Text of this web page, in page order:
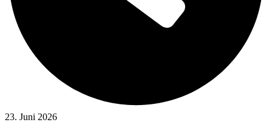
23. Juni 2026